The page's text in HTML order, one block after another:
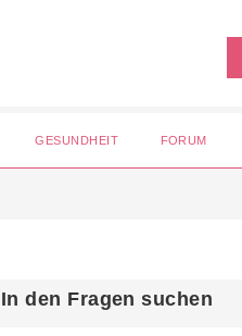
GESUNDHEIT FORUM
In den Fragen suchen